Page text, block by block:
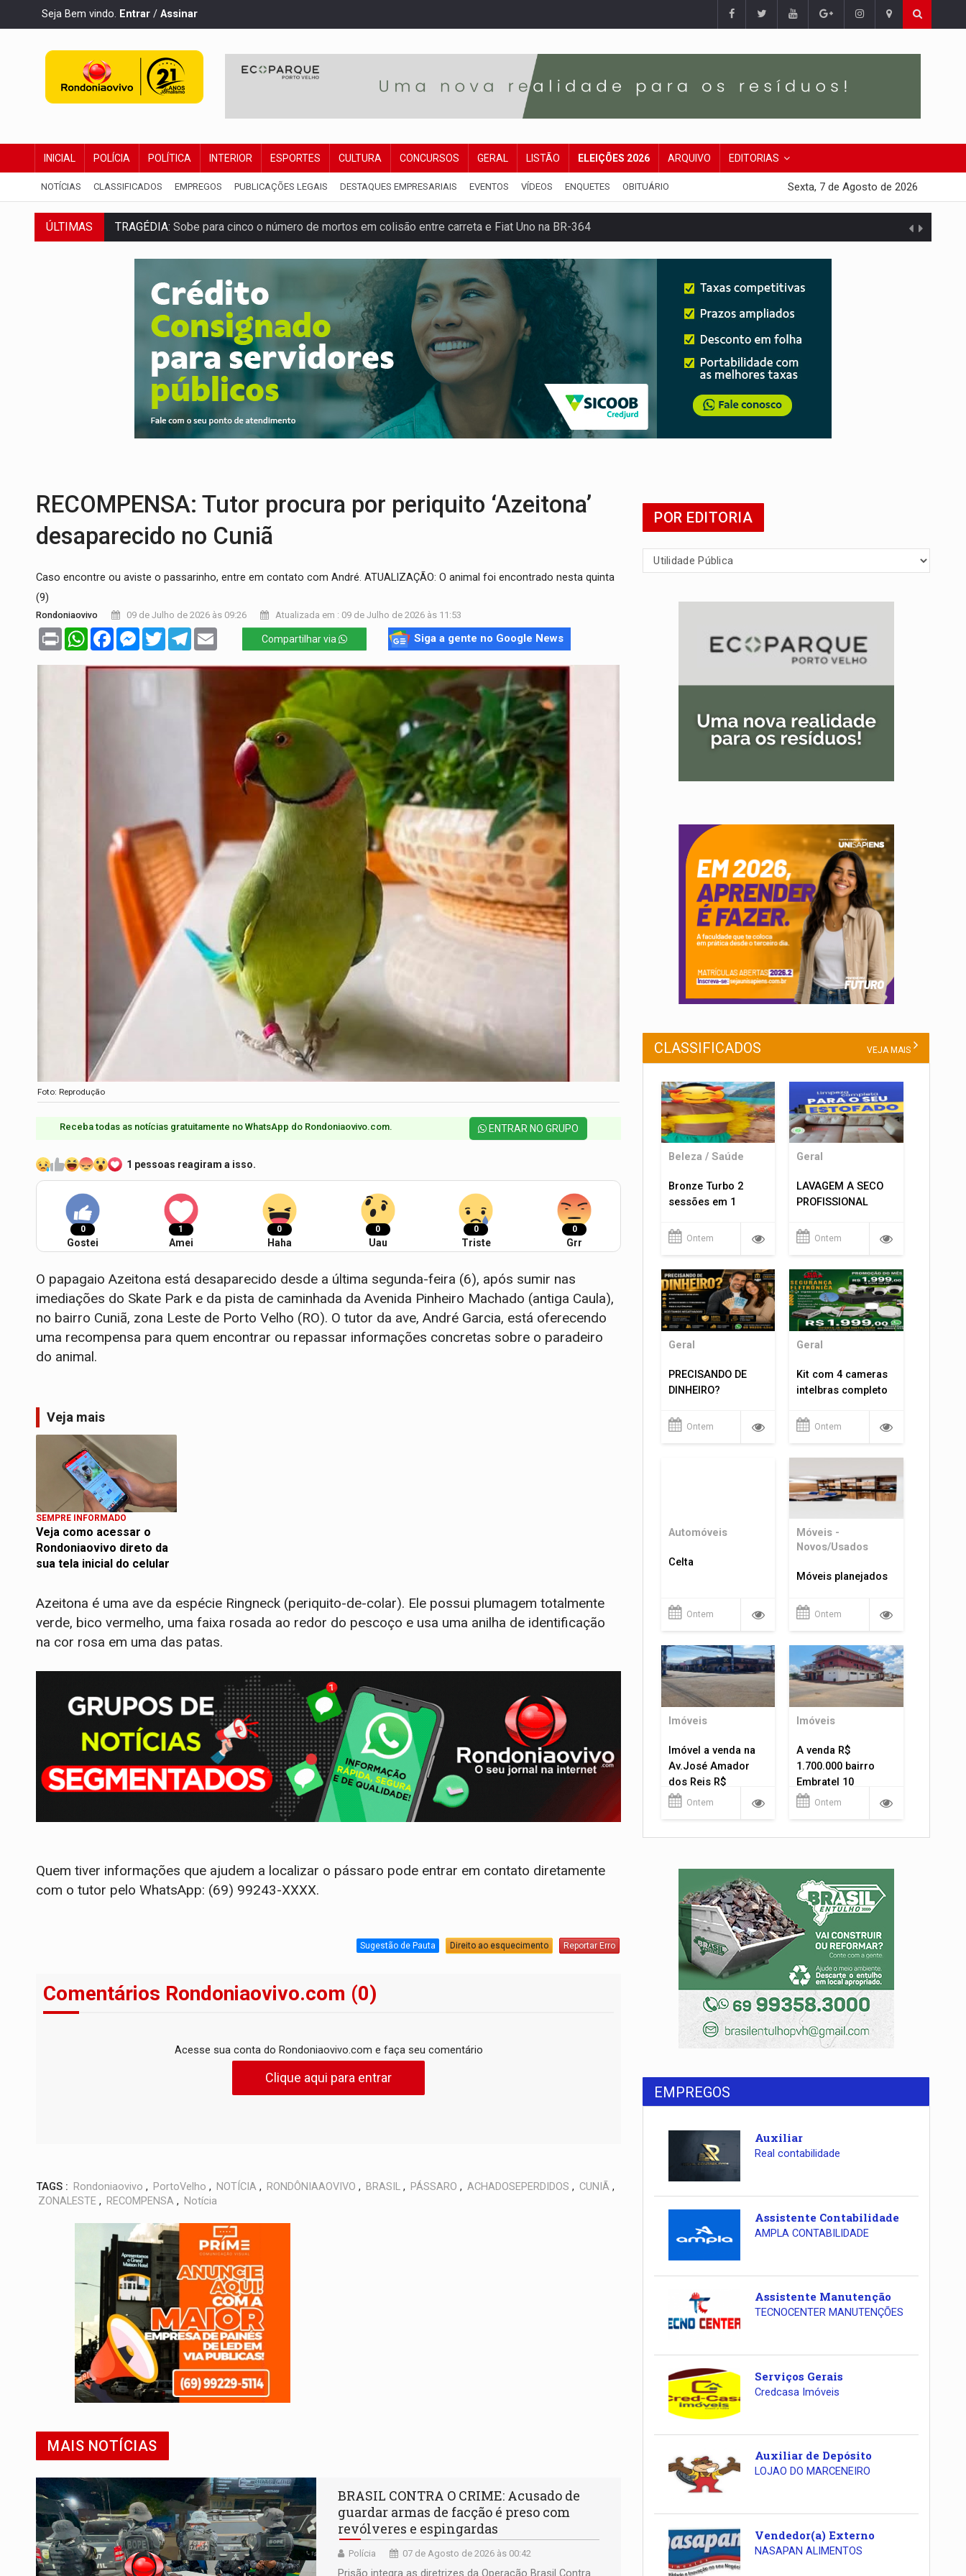
Seja Bem vindo. Entrar / Assinar
INICIAL POLÍCIA POLÍTICA INTERIOR ESPORTES CULTURA CONCURSOS GERAL LISTÃO ELEIÇÕES 2026 ARQUIVO EDITORIAS
NOTÍCIAS CLASSIFICADOS EMPREGOS PUBLICAÇÕES LEGAIS DESTAQUES EMPRESARIAIS EVENTOS VÍDEOS ENQUETES OBITUÁRIO Sexta, 7 de Agosto de 2026
ÚLTIMAS
TRAGÉDIA:
Sancionada lei contra violência sexual infantil na internet e via IA
COLEGIADO: Brasil e Rússia discutem energia nuclear, defesa e ciência em Brasília
URGENTE:Colisão entre caminhão e carro deixa quatro mortos e um em estado grave na BR
ENCONTRO:Amazônia Negra ganha projeção nacional com participação de Marcela Bonfim
PREVISÃO: Porto Velho tem chances de chuvas isoladas nesta sexta-feira (7)
SINDICATOS UNIDOS:Assembleia Geral delibera greve da educação municipal em Porto Velho
RECOMPENSA: Tutor procura por periquito ‘Azeitona’
desaparecido no Cuniã
Caso encontre ou aviste o passarinho, entre em contato com André. ATUALIZAÇÃO: O animal foi encontrado nesta quinta
(9)
Rondoniaovivo 09 de Julho de 2026 às 09:26 Atualizada em : 09 de Julho de 2026 às 11:53
Print WhatsAppFacebookMessenger
TwitterTelegram Compartilhar via Siga a gente no Google News
Foto: Reprodução
Receba todas as notícias gratuitamente no WhatsApp do Rondoniaovivo.com.​ ENTRAR NO GRUPO
1 pessoas reagiram a isso.
0
Gostei
1
Amei
0
Haha
0
Uau
0
Triste
0
Grr
O papagaio Azeitona está desaparecido desde a última segunda-feira (6), após sumir nas
imediações do Skate Park e da pista de caminhada da Avenida Pinheiro Machado (antiga Caula),
no bairro Cuniã, zona Leste de Porto Velho (RO). O tutor da ave, André Garcia, está oferecendo
uma recompensa para quem encontrar ou repassar informações concretas sobre o paradeiro
do animal.
Veja mais
SEMPRE INFORMADO
Veja como acessar o
Rondoniaovivo direto da
sua tela inicial do celular
Azeitona é uma ave da espécie Ringneck (periquito-de-colar). Ele possui plumagem totalmente
verde, bico vermelho, uma faixa rosada ao redor do pescoço e usa uma anilha de identificação
na cor rosa em uma das patas.
Quem tiver informações que ajudem a localizar o pássaro pode entrar em contato diretamente
com o tutor pelo WhatsApp: (69) 99243-XXXX.
Sugestão de Pauta Direito ao esquecimento Reportar Erro
Comentários Rondoniaovivo.com (0)
Acesse sua conta do Rondoniaovivo.com e faça seu comentário
Clique aqui para entrar
TAGS : Rondoniaovivo , PortoVelho , NOTÍCIA , RONDÔNIAAOVIVO , BRASIL , PÁSSARO , ACHADOSEPERDIDOS , CUNIÃ ,
ZONALESTE , RECOMPENSA , Notícia
MAIS NOTÍCIAS
BRASIL CONTRA O CRIME: Acusado de
guardar armas de facção é preso com
revólveres e espingardas
Polícia 07 de Agosto de 2026 às 00:42
Prisão integra as diretrizes da Operação Brasil Contra
POR EDITORIA
CLASSIFICADOS VEJA MAIS
Beleza / Saúde
Bronze Turbo 2
sessões em 1
Ontem
Geral
LAVAGEM A SECO
PROFISSIONAL
Ontem
Geral
PRECISANDO DE
DINHEIRO?
Ontem
Geral
Kit com 4 cameras
intelbras completo
Ontem
Automóveis
Celta
Ontem
Móveis -
Novos/Usados
Móveis planejados
Ontem
Imóveis
Imóvel a venda na
Av.José Amador
dos Reis R$
1.400.000
Ontem
Imóveis
A venda R$
1.700.000 bairro
Embratel 10
apartamentos!
Ontem
EMPREGOS
Auxiliar
Real contabilidade
Assistente Contabilidade
AMPLA CONTABILIDADE
Assistente Manutenção
TECNOCENTER MANUTENÇÕES
Serviços Gerais
Credcasa Imóveis
Auxiliar de Depósito
LOJAO DO MARCENEIRO
Vendedor(a) Externo
NASAPAN ALIMENTOS